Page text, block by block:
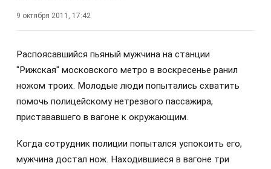
9 октября 2011, 17:42
Распоясавшийся пьяный мужчина на станции
"Рижская" московского метро в воскресенье ранил
ножом троих. Молодые люди попытались схватить
помочь полицейскому нетрезвого пассажира,
пристававшего в вагоне к окружающим.
Когда сотрудник полиции попытался успокоить его,
мужчина достал нож. Находившиеся в вагоне три